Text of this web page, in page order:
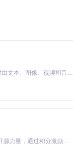
MiniMax H3 是一个通用的全模态生成系统。它支持对由文本、图像、视频和音频组成的多模态上下文进行统一理解，并能生成分辨率高达 2K、时长可达 15 秒的带原生立体声音频的视频。得益于面向任务泛化的系统设计，H3 在预训练阶段就已具备广泛的多模态上下文理解与生成能力，能够出色地执行复杂的多模态指令。
「源启盛夏」暑期校园开发者成长计划旨在激活校园开源力量，通过积分激励、认证扶持、资源倾斜等形式，引导高校组织和开发者完成「入驻 — 建项目 — 做贡献 — 获认证 — 得资源」的完整闭环。无论你是想带领社团入驻平台的组织者，还是希望用代码贡献证明自己的开发者，都能在这里找到属于你的成长路径。